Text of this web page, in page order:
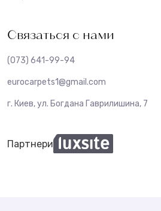
Связаться с нами
(073) 641-99-94
eurocarpets1@gmail.com
г. Киев, ул. Богдана Гаврилишина, 7
Партнери